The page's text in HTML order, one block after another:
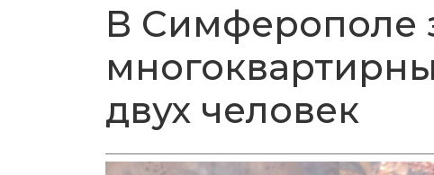
В Симферополе
двух человек